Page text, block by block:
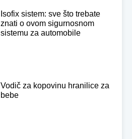
Isofix sistem: sve što trebate
znati o ovom sigurnosnom
sistemu za automobile
Vodič za kopovinu hranilice za
bebe